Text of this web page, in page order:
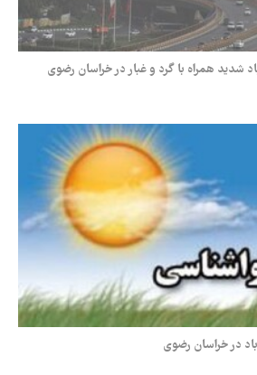
شدید همراه با گرد و غبار در خراسان رضوی
در خراسان رضوی